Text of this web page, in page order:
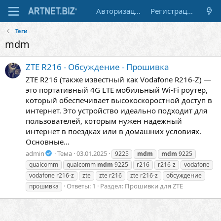
Авторизация Регистрация
Теги
mdm
ZTE R216 - Обсуждение - Прошивка
ZTE R216 (также известный как Vodafone R216-Z) —
это портативный 4G LTE мобильный Wi-Fi роутер,
который обеспечивает высокоскоростной доступ в
интернет. Это устройство идеально подходит для
пользователей, которым нужен надежный
интернет в поездках или в домашних условиях.
Основные...
admin Тема 03.01.2025 9225 mdm mdm 9225
qualcomm
qualcomm mdm 9225 r216 r216-z
vodafone
vodafone r216-z
zte zte r216 zte r216-z
обсуждение
прошивка
Ответы: 1 Раздел: Прошивки для ZTE